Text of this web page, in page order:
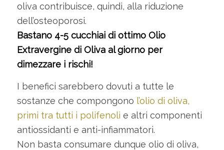
oliva contribuisce, quindi, alla riduzione
dell’osteoporosi.
Bastano 4-5 cucchiai di ottimo Olio
Extravergine di Oliva al giorno per
dimezzare i rischi!
I benefici sarebbero dovuti a tutte le
sostanze che compongono l’olio di oliva,
primi tra tutti i polifenoli e altri componenti
antiossidanti e anti-infiammatori.
Non basta consumare dunque olio di oliva,